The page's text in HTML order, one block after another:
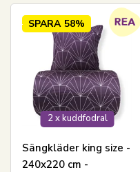
2 x kuddfodral
SPARA 58%
Sängkläder king size -
240x220 cm -